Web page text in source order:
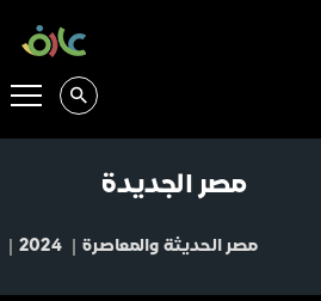
مصر الجديدة
مصر الحديثة والمعاصرة 2024